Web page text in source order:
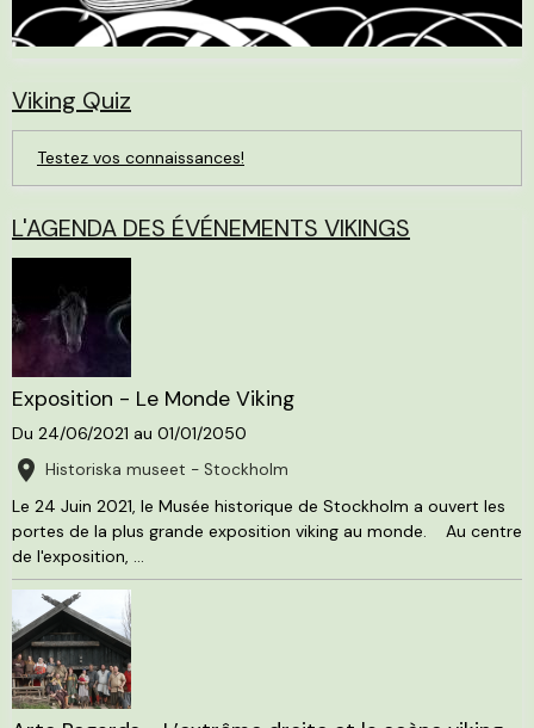
Viking Quiz
Testez vos connaissances!
L'AGENDA DES ÉVÉNEMENTS VIKINGS
Exposition - Le Monde Viking
Du 24/06/2021 au 01/01/2050
Historiska museet - Stockholm
Le 24 Juin 2021, le Musée historique de Stockholm a ouvert les
portes de la plus grande exposition viking au monde. Au centre
de l'exposition, ...